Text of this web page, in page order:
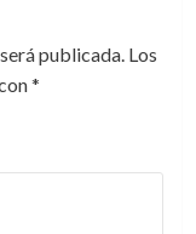
publicada. Los
*